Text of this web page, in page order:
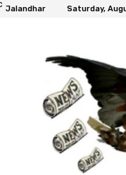
Jalandhar Saturday,